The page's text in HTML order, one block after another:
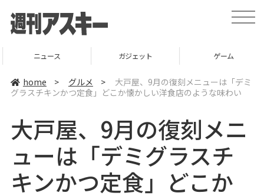
t
o
a
v
o
ニュース ガジェット ゲーム
home > グルメ >
大戸屋、9月の復刻メニューは「デミ
グラスチキンかつ定食」どこか懐かしい洋食店のような味わい
大戸屋、9月の復刻メニ
ューは「デミグラスチ
キンかつ定食」どこか